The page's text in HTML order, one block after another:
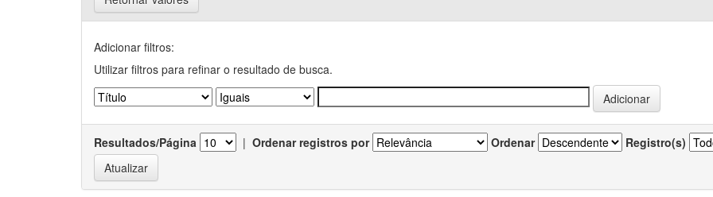
Adicionar filtros:
Utilizar filtros para refinar o resultado de busca.
Resultados/Página | Ordenar registros por Ordenar Registro(s)